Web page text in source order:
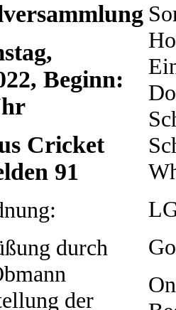
Beginn:
Cricket
91
durch
der